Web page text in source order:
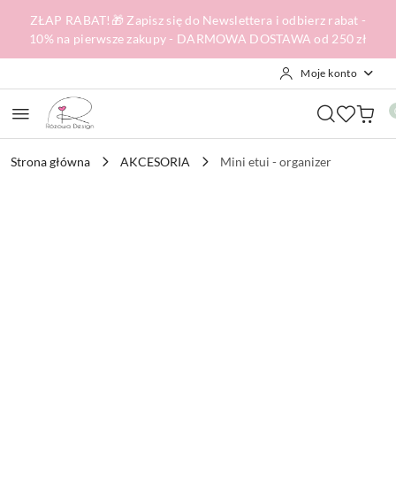
Przejdź do treści głównej
Przejdź do wyszukiwarki
Przejdź do moje konto
Przejdź do menu głównego
Przejdź do opisu produktu
Przejdź do stopki
ZŁAP RABAT!🎁 Zapisz się do Newslettera i odbierz rabat -
10% na pierwsze zakupy - DARMOWA DOSTAWA od 250 zł
Moje konto
Strona główna AKCESORIA Mini etui - organizer